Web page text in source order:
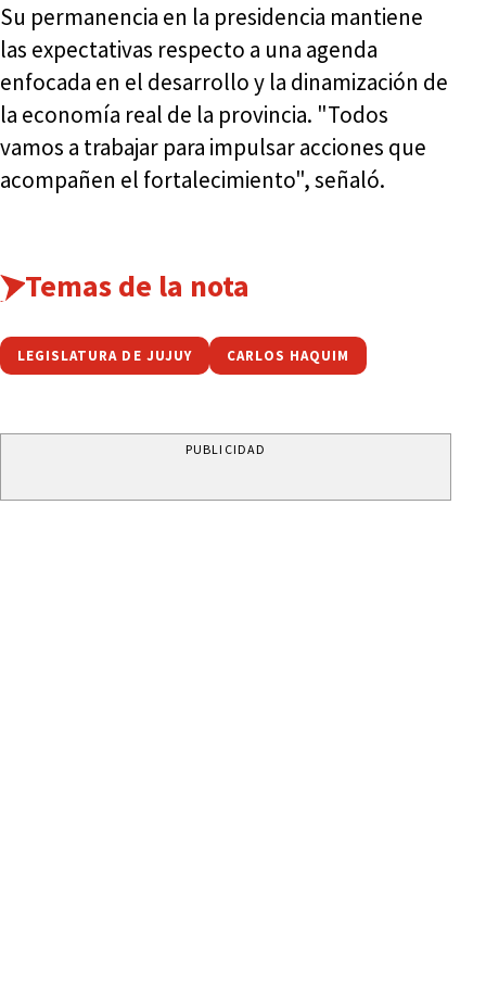
Su permanencia en la presidencia mantiene
las expectativas respecto a una agenda
enfocada en el desarrollo y la dinamización de
la economía real de la provincia. "Todos
vamos a trabajar para impulsar acciones que
acompañen el fortalecimiento", señaló.
Temas de la nota
LEGISLATURA DE JUJUY CARLOS HAQUIM
PUBLICIDAD